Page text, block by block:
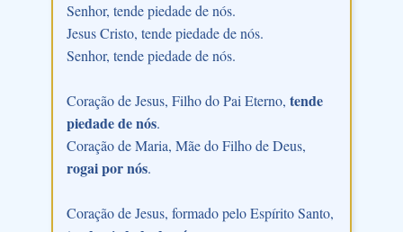
Senhor, tende piedade de nós.
Jesus Cristo, tende piedade de nós.
Senhor, tende piedade de nós.
Coração de Jesus, Filho do Pai Eterno, tende
piedade de nós.
Coração de Maria, Mãe do Filho de Deus,
rogai por nós.
Coração de Jesus, formado pelo Espírito Santo,